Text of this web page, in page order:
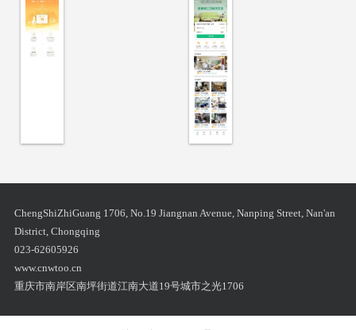
ChengShiZhiGuang 1706, No.19 Jiangnan Avenue, Nanping Street, Nan'an
District, Chongqing
023-62605926
www.cnwtoo.cn
重庆市南岸区南坪街道江南大道19号城市之光1706